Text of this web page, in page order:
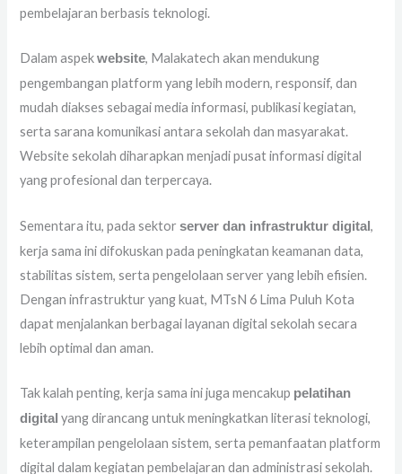
pembelajaran berbasis teknologi.
Dalam aspekwebsite, Malakatech akan mendukung
pengembangan platform yang lebih modern, responsif, dan
mudah diakses sebagai media informasi, publikasi kegiatan,
serta sarana komunikasi antara sekolah dan masyarakat.
Website sekolah diharapkan menjadi pusat informasi digital
yang profesional dan terpercaya.
Sementara itu, pada sektorserver dan infrastruktur digital,
kerja sama ini difokuskan pada peningkatan keamanan data,
stabilitas sistem, serta pengelolaan server yang lebih efisien.
Dengan infrastruktur yang kuat, MTsN 6 Lima Puluh Kota
dapat menjalankan berbagai layanan digital sekolah secara
lebih optimal dan aman.
Tak kalah penting, kerja sama ini juga mencakup pelatihan
digital yang dirancang untuk meningkatkan literasi teknologi,
keterampilan pengelolaan sistem, serta pemanfaatan platform
digital dalam kegiatan pembelajaran dan administrasi sekolah.